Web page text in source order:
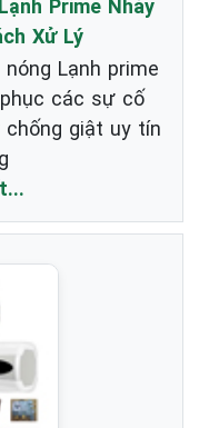
Prime Nhảy
Xử Lý
Lạnh prime
các sự cố
chống giật uy tín